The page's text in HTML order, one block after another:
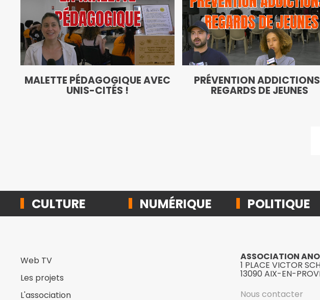
MALETTE PÉDAGOGIQUE AVEC
UNIS-CITÉS !
PRÉVENTION
REGARDS DE JEUNES
CULTURE NUMÉRIQUE POLITIQUE
Web TV
Les projets
L'association
ASSOCIATION
1 PLACE VICTOR
13090 AIX-EN-
Nous contacter